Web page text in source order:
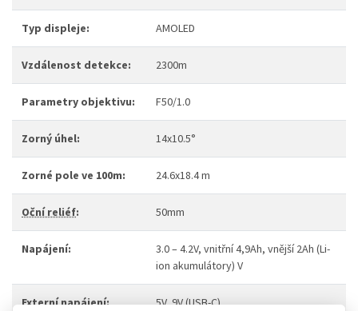
Typ displeje: AMOLED
Vzdálenost detekce: 2300m
Parametry objektivu: F50/1.0
Zorný úhel: 14x10.5°
Zorné pole ve 100m: 24.6x18.4 m
Oční reliéf: 50mm
Napájení:
3.0 – 4.2V, vnitřní 4,9Ah, vnější 2Ah (Li-
ion akumulátory) V
Externí napájení: 5V, 9V (USB-C)